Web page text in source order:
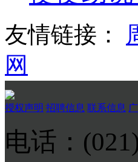
友情链接：
网
授权声明 招聘信息 联系信息
电话：